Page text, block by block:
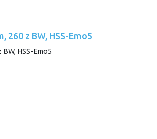
260 z BW, HSS-Emo5